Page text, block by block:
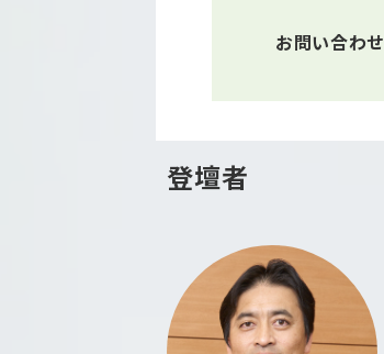
お問い合わせ
登壇者